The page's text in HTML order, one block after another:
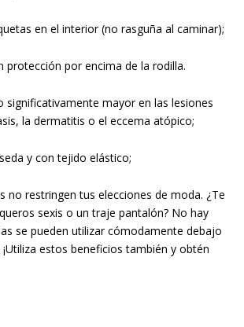
en el interior (no rasguña al caminar);
protección por encima de la rodilla.
significativamente mayor en las lesiones
la dermatitis o el eccema atópico;
y con tejido elástico;
no restringen tus elecciones de moda. ¿Te
sexis o un traje pantalón? No hay
se pueden utilizar cómodamente debajo
estos beneficios también y obtén